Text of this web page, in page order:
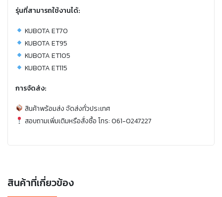
รุ่นที่สามารถใช้งานได้:
KUBOTA ET70
KUBOTA ET95
KUBOTA ET105
KUBOTA ET115
การจัดส่ง:
สินค้าพร้อมส่ง จัดส่งทั่วประเทศ
สอบถามเพิ่มเติมหรือสั่งซื้อ โทร: 061-0247227
สินค้าที่เกี่ยวข้อง